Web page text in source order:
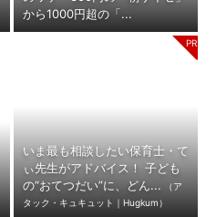
から1000円超の「...
いま最も相談したい保育士・て
ぃ先生がアドバイス！ 子ども
の“おてつだい”に、どん...
（ア
タック・キュキュット｜Hugkum）